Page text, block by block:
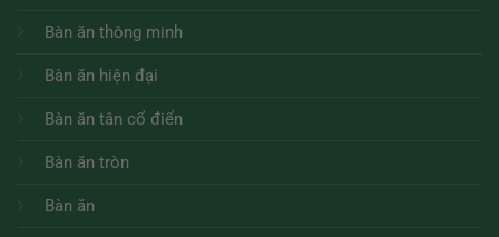
Bàn ăn thông minh
Bàn ăn hiện đại
Bàn ăn tân cổ điển
Bàn ăn tròn
Bàn ăn